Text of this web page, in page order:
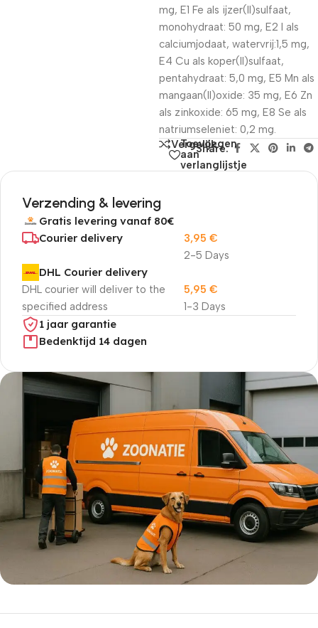
mg, E1 Fe als ijzer(II)sulfaat,
monohydraat: 50 mg, E2 I als
calciumjodaat, watervrij:1,5 mg,
E4 Cu als koper(II)sulfaat,
pentahydraat: 5,0 mg, E5 Mn als
mangaan(II)oxide: 35 mg, E6 Zn
als zinkoxide: 65 mg, E8 Se als
natriumseleniet: 0,2 mg.
Vergelijk
Toevoegen
aan
verlanglijstje
Share:
Verzending & levering
Gratis levering vanaf 80€
Courier delivery
2-5 Days
3,95 €
DHL Courier delivery
DHL courier will deliver to the
specified address
1-3 Days
5,95 €
1 jaar garantie
Bedenktijd 14 dagen
5% korting met code